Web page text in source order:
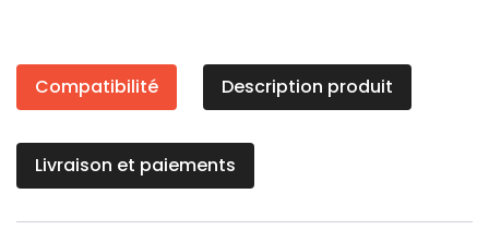
Compatibilité Description produit
Livraison et paiements